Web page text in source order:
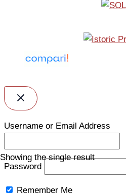
Showing the single result
Username or Email Address
Password
Remember Me